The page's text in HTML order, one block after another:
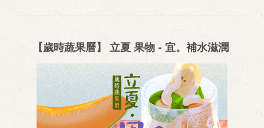
【歲時蔬果曆】 立夏 果物 - 宜。補水滋潤